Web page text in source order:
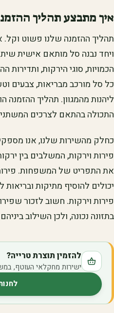
איך מתבצע תהליך
תהליך ההזמנה שלנו פשוט וקל.
ויחד נבנה סל מותאם אישית
הכמויות, סוגי הירקות, ותדירות
כל סל מורכב מבריאות, צבעים
ליהנות מהמגוון. תהליך
התכולה בהתאם לצרכים
כחלק מהשירות שלנו, אנו
פירות וירקות, המשלבים בין
את התפריט של המשפחות. פירות
יכולים להוסיף מתיקות ובריאות
פירות וירקות. חשוב לזכור
בתזונה נכונה, ולכן השילוב
להזמין תוצרת טרייה?
ישירות מחקלאי העוטף,